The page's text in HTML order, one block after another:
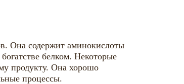
Она содержит аминокислоты
белком. Некоторые
продукту. Она хорошо
процессы.